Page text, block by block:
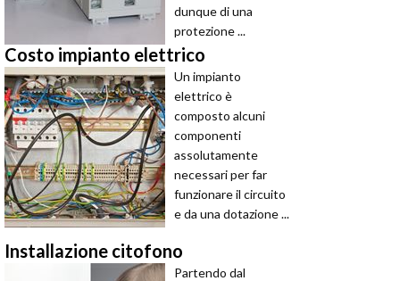
dunque di una
protezione ...
Costo impianto elettrico
Un impianto
elettrico è
composto alcuni
componenti
assolutamente
necessari per far
funzionare il circuito
e da una dotazione ...
Installazione citofono
Partendo dal